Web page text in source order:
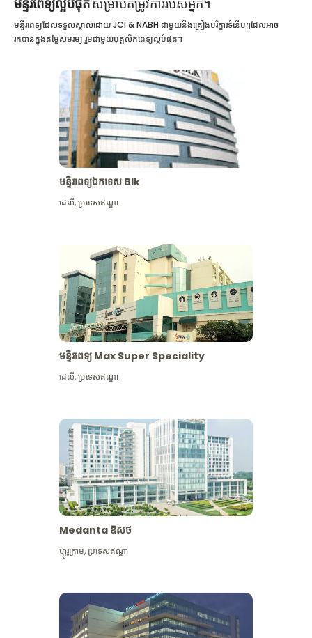
មន្ទីរពេទ្យល្អបំផុតសម្រាប់តម្រូវការរបស់អ្នក។
មន្ទីរពេទ្យដែលទទួលស្គាល់ដោយ JCI & NABH ជាមួយនឹងគ្រឿងបរិក្ខារទំនើបៗដែលអាច
រកបានក្នុងតម្លៃសមរម្យ រួមជាមួយបុគ្គលិកពេទ្យល្អបំផុត។
មន្ទីរពេទ្យឯកទេស Blk
ដេលី,ប្រទេសឥណ្ឌា
មន្ទីរពេទ្យ Max Super Speciality
ដេលី,ប្រទេសឥណ្ឌា
Medanta ឱសថ
ហ្គូរូក្រាម,ប្រទេសឥណ្ឌា